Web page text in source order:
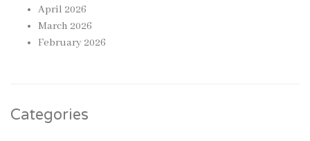
April 2026
March 2026
February 2026
Categories